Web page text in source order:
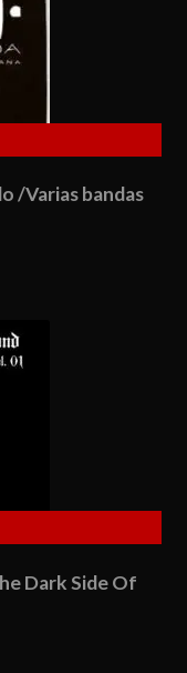
/Varias bandas
Dark Side Of